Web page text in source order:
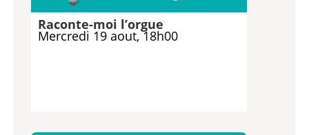
Raconte-moi l’orgue
Mercredi 19 aout, 18h00